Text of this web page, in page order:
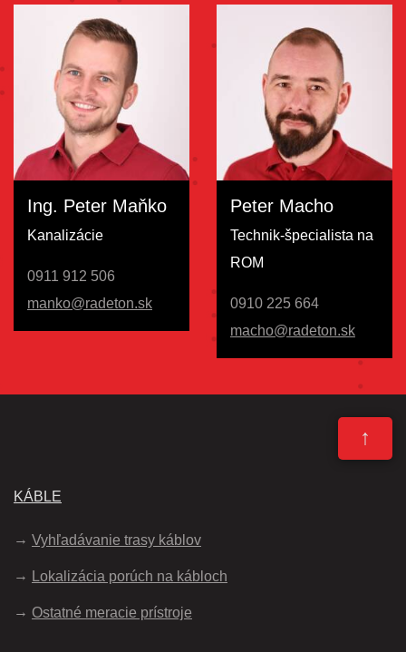
Ing. Peter Maňko
Kanalizácie
0911 912 506
manko@radeton.sk
Peter Macho
Technik-špecialista na
ROM
0910 225 664
macho@radeton.sk
↑
KÁBLE
Vyhľadávanie trasy káblov
Lokalizácia porúch na kábloch
Ostatné meracie prístroje